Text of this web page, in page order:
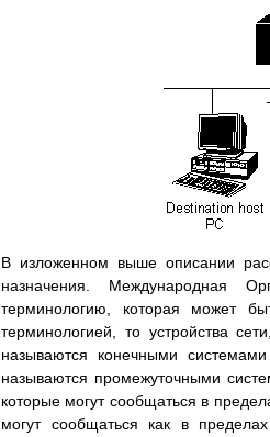
В изложенном выше описании
назначения. Международная
терминологию, которая может
терминологией, то устройства
называются конечными
называются промежуточными
которые могут сообщаться в
могут сообщаться как в